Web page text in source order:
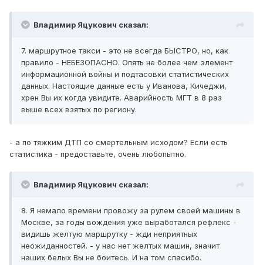
Владимир Яцукович сказал:
7. маршрутное такси - это не всегда БЫСТРО, но, как
правило - НЕБЕЗОПАСНО. Опять не более чем элемент
информационной войны и подтасовки статистических
данных. Настоящие данные есть у Иванова, Кичеджи,
хрен Вы их когда увидите. Аварийность МГТ в 8 раз
выше всех взятых по региону.
- а по тяжким ДТП со смертельным исходом? Если есть
статистика - предоставьте, очень любопытно.
Владимир Яцукович сказал:
8. Я немало времени провожу за рулем своей машины в
Москве, за годы вождения уже выработался рефлекс -
видишь желтую маршрутку - жди неприятных
неожиданностей. - у нас нет желтых машин, значит
наших белых Вы не боитесь. И на том спасибо.